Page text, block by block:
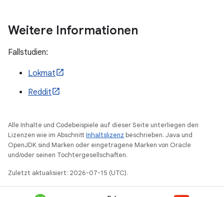
Weitere Informationen
Fallstudien:
Lokmat
Reddit
Alle Inhalte und Codebeispiele auf dieser Seite unterliegen den
Lizenzen wie im AbschnittInhaltslizenz beschrieben. Java und
OpenJDK sind Marken oder eingetragene Marken von Oracle
und/oder seinen Tochtergesellschaften.
Zuletzt aktualisiert: 2026-07-15 (UTC).